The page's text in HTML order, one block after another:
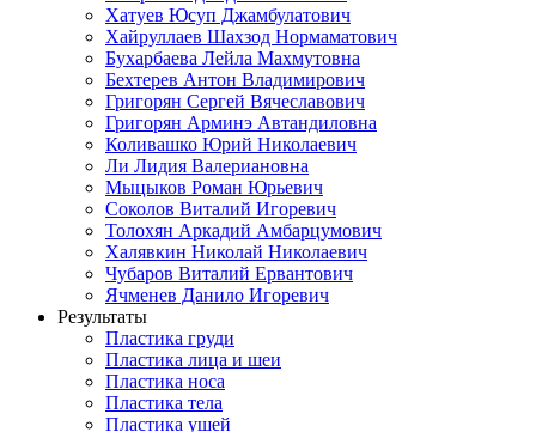
Хатуев Юсуп Джамбулатович
Хайруллаев Шахзод Нормаматович
Бухарбаева Лейла Махмутовна
Бехтерев Антон Владимирович
Григорян Сергей Вячеславович
Григорян Арминэ Автандиловна
Коливашко Юрий Николаевич
Ли Лидия Валериановна
Мыцыков Роман Юрьевич
Соколов Виталий Игоревич
Толохян Аркадий Амбарцумович
Халявкин Николай Николаевич
Чубаров Виталий Ервантович
Ячменев Данило Игоревич
Результаты
Пластика груди
Пластика лица и шеи
Пластика носа
Пластика тела
Пластика ушей